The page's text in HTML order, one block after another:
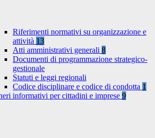
Riferimenti normativi su organizzazione e
attività 13
Atti amministrativi generali 8
Documenti di programmazione strategico-
gestionale
Statuti e leggi regionali
Codice disciplinare e codice di condotta 1
informativi per cittadini e imprese 9